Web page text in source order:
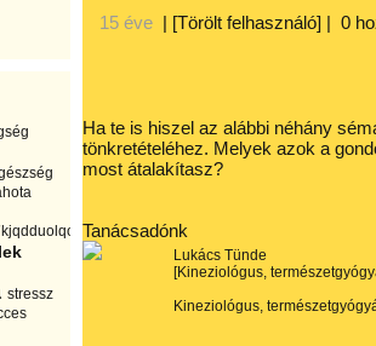
stressz
15 éve | [Törölt felhasználó] | 0
Ha te is hiszel az alábbi néhány
tönkretételéhez. Melyek azok a
most átalakítasz?
Tanácsadónk
Lukács Tünde
[Kineziológus,
Kineziológus,